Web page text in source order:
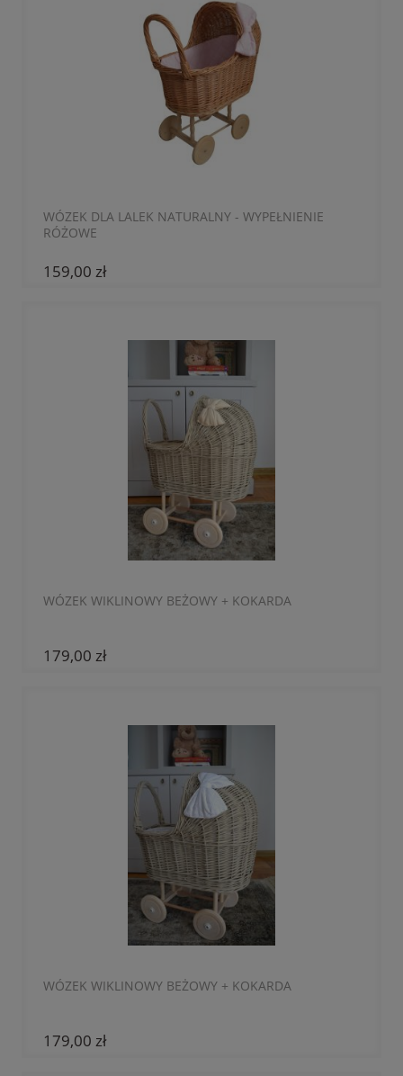
WÓZEK DLA LALEK NATURALNY - WYPEŁNIENIE
RÓŻOWE
159,00 zł
WÓZEK WIKLINOWY BEŻOWY + KOKARDA
179,00 zł
WÓZEK WIKLINOWY BEŻOWY + KOKARDA
179,00 zł